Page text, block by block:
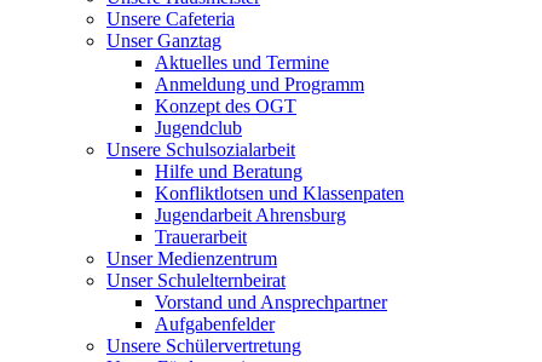
Unsere Cafeteria
Unser Ganztag
Aktuelles und Termine
Anmeldung und Programm
Konzept des OGT
Jugendclub
Unsere Schulsozialarbeit
Hilfe und Beratung
Konfliktlotsen und Klassenpaten
Jugendarbeit Ahrensburg
Trauerarbeit
Unser Medienzentrum
Unser Schulelternbeirat
Vorstand und Ansprechpartner
Aufgabenfelder
Unsere Schülervertretung